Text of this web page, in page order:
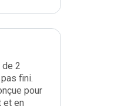
2
fini.
pour
et en